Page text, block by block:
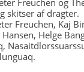
skitser af dragter.
Freuchen, Kaj
Helge